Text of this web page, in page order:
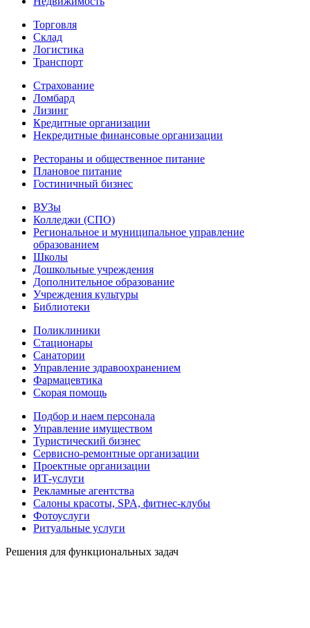
Торговля
Склад
Логистика
Транспорт
Страхование
Ломбард
Лизинг
Кредитные организации
Некредитные финансовые организации
Рестораны и общественное питание
Плановое питание
Гостиничный бизнес
ВУЗы
Колледжи (СПО)
Региональное и муниципальное управление
образованием
Школы
Дошкольные учреждения
Дополнительное образование
Учреждения культуры
Библиотеки
Поликлиники
Стационары
Санатории
Управление здравоохранением
Фармацевтика
Скорая помощь
Подбор и наем персонала
Управление имуществом
Туристический бизнес
Сервисно-ремонтные организации
Проектные организации
ИТ-услуги
Рекламные агентства
Салоны красоты, SPA, фитнес-клубы
Фотоуслуги
Ритуальные услуги
Решения для функциональных задач